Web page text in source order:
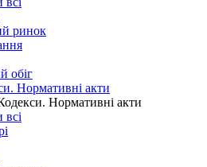
ринок
обіг
Нормативні акти
Нормативні акти
всі